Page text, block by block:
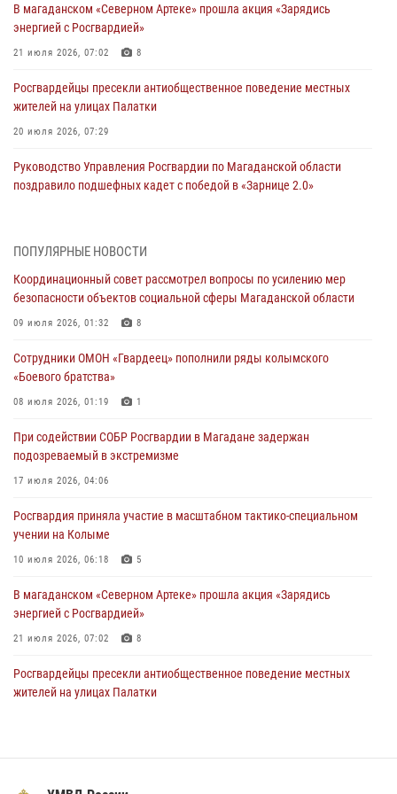
В магаданском «Северном Артеке» прошла акция «Зарядись
энергией с Росгвардией»
21 июля 2026, 07:02 8
Росгвардейцы пресекли антиобщественное поведение местных
жителей на улицах Палатки
20 июля 2026, 07:29
Руководство Управления Росгвардии по Магаданской области
поздравило подшефных кадет с победой в «Зарнице 2.0»
При содействии СОБР Росгвардии в Магадане задержан
17 июля 2026, 04:06
«Каникулы с Росгвардией» продолжаются на Колыме
Начальник Главного штаба – первый заместитель директора
Росгвардии Герой России генерал-полковник Сергей Бойко
15 июля 2026, 06:21
Кинологический тандем из Магадана завоевал бронзу на
15 июля 2026, 04:34
ПОПУЛЯРНЫЕ НОВОСТИ
Координационный совет рассмотрел вопросы по усилению мер
безопасности объектов социальной сферы Магаданской области
09 июля 2026, 01:32 8
Сотрудники ОМОН «Гвардеец» пополнили ряды колымского
«Боевого братства»
08 июля 2026, 01:19 1
При содействии СОБР Росгвардии в Магадане задержан
подозреваемый в экстремизме
17 июля 2026, 04:06
Росгвардия приняла участие в масштабном тактико-специальном
учении на Колыме
10 июля 2026, 06:18 5
В магаданском «Северном Артеке» прошла акция «Зарядись
энергией с Росгвардией»
21 июля 2026, 07:02 8
Росгвардейцы пресекли антиобщественное поведение местных
жителей на улицах Палатки